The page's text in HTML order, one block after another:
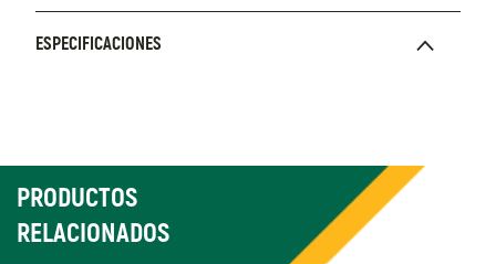
ESPECIFICACIONES
PRODUCTOS
RELACIONADOS